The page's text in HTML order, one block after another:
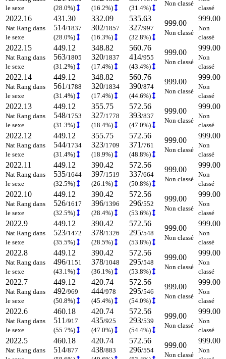
le sexe
(28.0%)
(16.2%)
(31.4%)
Non classé
classé
2022.16
Nat Rang dans
le sexe
431.30
514/1837
(28.0%)
332.09
302/1857
(16.3%)
535.63
327/997
(32.8%)
999.00
Non classé
999.00
Non
classé
2022.15
Nat Rang dans
le sexe
449.12
563/1805
(31.2%)
348.82
320/1837
(17.4%)
560.76
414/955
(43.4%)
999.00
Non classé
999.00
Non
classé
2022.14
Nat Rang dans
le sexe
449.12
561 /1788
(31.4%)
348.82
320/1834
(17.4%)
560.76
390/874
(44.6%)
999.00
Non classé
999.00
Non
classé
2022.13
Nat Rang dans
le sexe
449.12
548/1753
(31.3%)
355.75
327/1778
(18.4%)
572.56
393/837
(47.0%)
999.00
Non classé
999.00
Non
classé
2022.12
Nat Rang dans
le sexe
449.12
544/1734
(31.4%)
355.75
323/1709
(18.9%)
572.56
371 /761
(48.8%)
999.00
Non classé
999.00
Non
classé
2022.11
Nat Rang dans
le sexe
449.12
535/1644
(32.5%)
390.42
397/1519
(26.1%)
572.56
337/664
(50.8%)
999.00
Non classé
999.00
Non
classé
2022.10
Nat Rang dans
le sexe
449.12
526/1617
(32.5%)
390.42
396/1396
(28.4%)
572.56
296/552
(53.6%)
999.00
Non classé
999.00
Non
classé
2022.9
Nat Rang dans
le sexe
449.12
523/1472
(35.5%)
390.42
378/1326
(28.5%)
572.56
295/548
(53.8%)
999.00
Non classé
999.00
Non
classé
2022.8
Nat Rang dans
le sexe
449.12
496/1151
(43.1%)
390.42
378/1048
(36.1%)
572.56
295/548
(53.8%)
999.00
Non classé
999.00
Non
classé
2022.7
Nat Rang dans
le sexe
449.12
492/969
(50.8%)
420.74
444/978
(45.4%)
572.56
295/546
(54.0%)
999.00
Non classé
999.00
Non
classé
2022.6
Nat Rang dans
le sexe
460.18
511 /917
(55.7%)
420.74
435/925
(47.0%)
572.56
293/539
(54.4%)
999.00
Non classé
999.00
Non
classé
2022.5
Nat Rang dans
460.18
514/877
420.74
438/883
572.56
296/554
999.00
Non classé
999.00
Non